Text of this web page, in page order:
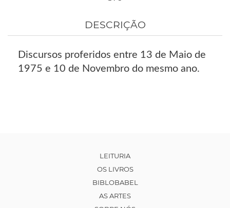
DESCRIÇÃO
Discursos proferidos entre 13 de Maio de
1975 e 10 de Novembro do mesmo ano.
LEITURIA
OS LIVROS
BIBLOBABEL
AS ARTES